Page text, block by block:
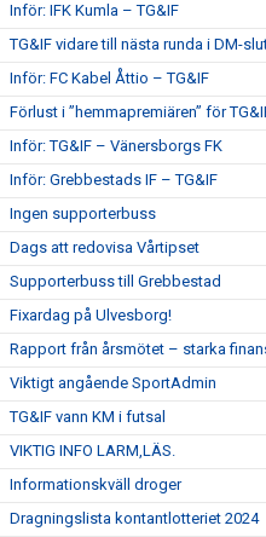
Inför: IFK Kumla – TG&IF
TG&IF vidare till nästa runda i DM-
Inför: FC Kabel Åttio – TG&IF
Förlust i ”hemmapremiären” för
Inför: TG&IF – Vänersborgs FK
Inför: Grebbestads IF – TG&IF
Ingen supporterbuss
Dags att redovisa Vårtipset
Supporterbuss till Grebbestad
Fixardag på Ulvesborg!
Rapport från årsmötet – starka
Viktigt angående SportAdmin
TG&IF vann KM i futsal
VIKTIG INFO LARM,LÄS.
Informationskväll droger
Dragningslista kontantlotteriet 2024